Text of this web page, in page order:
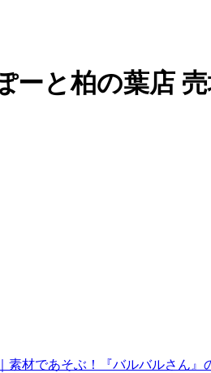
ーと柏の葉店
素材であそぶ！『バルバルさん』